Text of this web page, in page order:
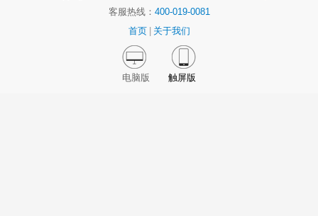
客服热线： 400-019-0081
首页
关于我们
电脑版 触屏版